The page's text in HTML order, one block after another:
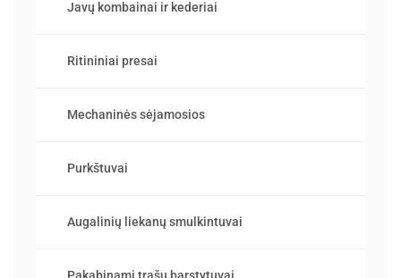
Javų kombainai ir kederiai
Ritininiai presai
Mechaninės sėjamosios
Purkštuvai
Augalinių liekanų smulkintuvai